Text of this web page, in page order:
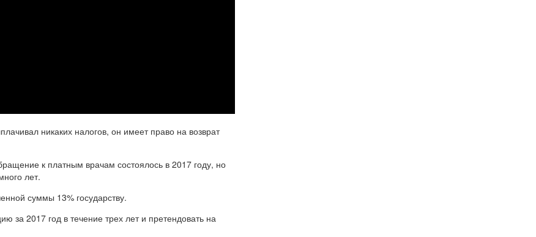
никаких налогов, он имеет право на возврат
к платным врачам состоялось в 2017 году, но
лет.
суммы 13% государству.
за 2017 год в течение трех лет и претендовать на